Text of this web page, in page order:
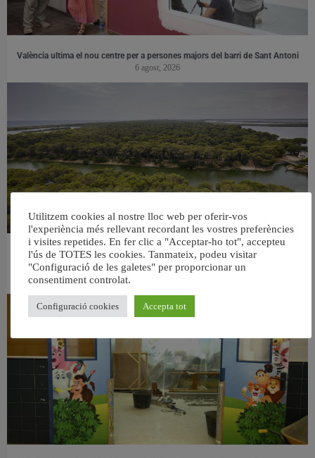
València ultima el nou centre per a persones majors del barri de Sant Antoni
6 agost, 2026
València retira prop de 15.000 litres de residus de la Devesa durant el mes de
juliol
Utilitzem cookies al nostre lloc web per oferir-vos
l'experiència més rellevant recordant les vostres preferències
i visites repetides. En fer clic a "Acceptar-ho tot", accepteu
l'ús de TOTES les cookies. Tanmateix, podeu visitar
"Configuració de les galetes" per proporcionar un
consentiment controlat.
Configuració cookies Accepta tot